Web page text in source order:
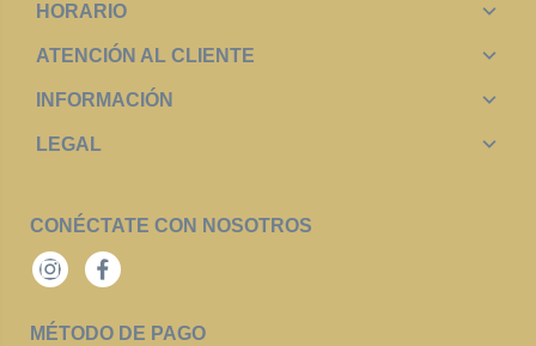
HORARIO
ATENCIÓN AL CLIENTE
INFORMACIÓN
LEGAL
CONÉCTATE CON NOSOTROS
InstagramFacebook
MÉTODO DE PAGO